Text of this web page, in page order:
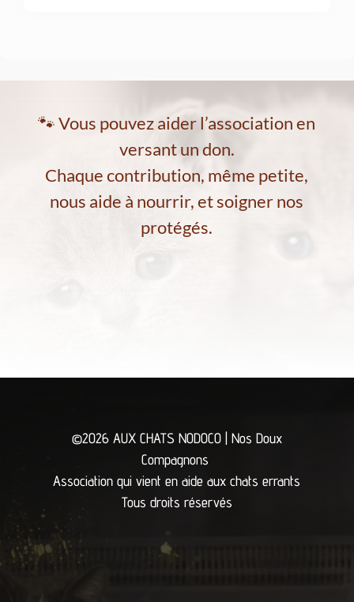
🐾 Vous pouvez aider l’association en
versant un don.
Chaque contribution, même petite,
nous aide à nourrir, et soigner nos
protégés.
©2026 AUX CHATS NODOCO | Nos Doux
Compagnons
Association qui vient en aide aux chats errants
Tous droits réservés